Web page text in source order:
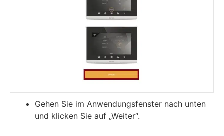
Gehen Sie im Anwendungsfenster nach unten
und klicken Sie auf „Weiter“.